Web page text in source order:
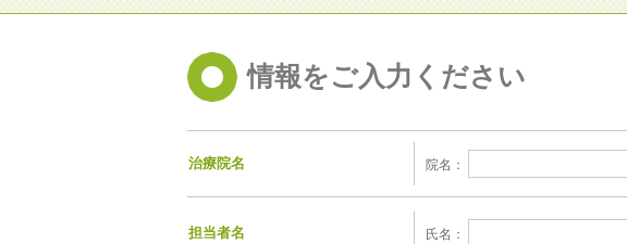
情報をご入力ください
治療院名 院名：
担当者名 氏名：